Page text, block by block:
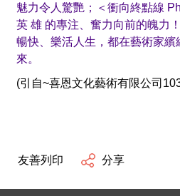
魅力令人驚艷；＜衝向終點線
英 雄 的專注、奮力向前的魄力
暢快、樂活人生，都在藝術家繽
來。
(引自~喜恩文化藝術有限公司
友善列印 分享